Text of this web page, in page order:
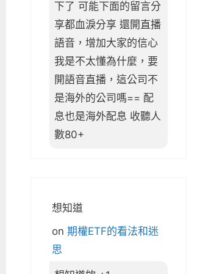
下了 可能下面的留言分
享都血淚分享 還開直播
語音，增加大家的信心
我是不太懂為什麼，要
開語音直播，這公司不
是海外的公司嗎== 配
息也是海外配息 收聽人
數80+
想知道
on 期權ETF的看法和迷
思